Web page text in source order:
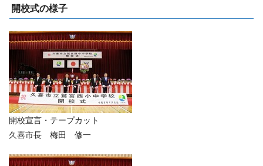
開校式の様子
開校宣言・テープカット
久喜市長 梅田 修一